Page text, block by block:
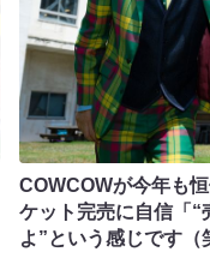
COWCOWが今年も
ケット完売に自信「“
よ”という感じです（